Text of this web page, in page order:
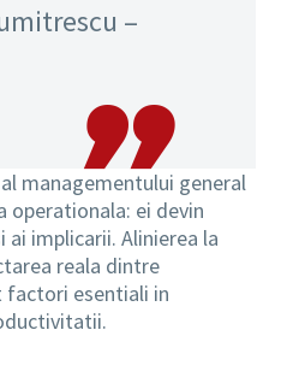
–
managementului general
operationala: ei devin
implicarii. Alinierea la
reala dintre
factori esentiali in